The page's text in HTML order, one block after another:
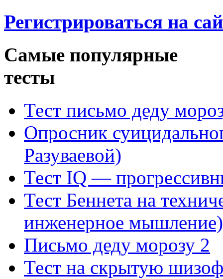
Регистрироваться на
Самые популярные
тесты
Тест письмо деду
Опросник
Разуваевой)
Тест IQ —
Тест Беннета на
инженерное мышление)
Письмо деду морозу 2
Тест на скрытую